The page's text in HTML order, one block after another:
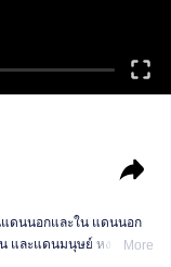
แดนนอกและใน แดนนอก
และแดนมนุษย์ หงเห More